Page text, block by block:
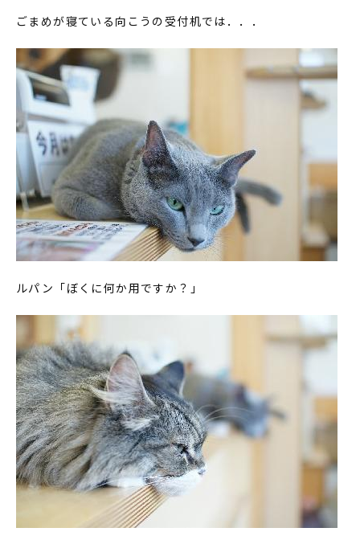
ごまめが寝ている向こうの受付机では．．．
ルパン「ぼくに何か用ですか？」